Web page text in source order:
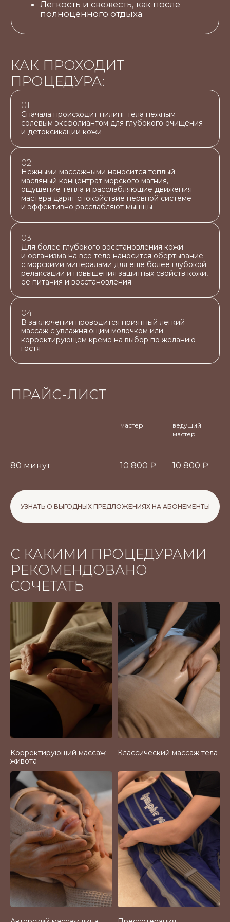
КАК ПРОХОДИТ
ПРОЦЕДУРА:
01
Сначала происходит пилинг тела нежным
солевым эксфолиантом для глубокого очищения
и детоксикации кожи
02
Нежными массажными наносится теплый
масляный концентрат морского магния,
ощущение тепла и расслабляющие движения
мастера дарят спокойствие нервной системе
и эффективно расслабляют мышцы
03
Для более глубокого восстановления кожи
и организма на все тело наносится обертывание
с морскими минералами для еще более глубокой
релаксации и повышения защитных свойств кожи,
её питания и восстановления
04
В заключении проводится приятный легкий
массаж с увлажняющим молочком или
корректирующем креме на выбор по желанию
гостя
ПРАЙС-ЛИСТ
мастер
ведущий
мастер
80 минут 10 800 ₽ 10 800 ₽
УЗНАТЬ О ВЫГОДНЫХ ПРЕДЛОЖЕНИЯХ НА АБОНЕМЕНТЫ
С КАКИМИ ПРОЦЕДУРАМИ
РЕКОМЕНДОВАНО
СОЧЕТАТЬ
Корректирующий массаж
живота
Классический массаж тела